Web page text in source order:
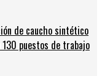
de caucho sintético
puestos de trabajo